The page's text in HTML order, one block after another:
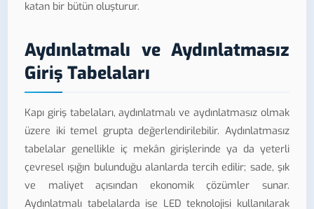
katan bir bütün oluşturur.
Aydınlatmalı ve Aydınlatmasız
Giriş Tabelaları
Kapı giriş tabelaları, aydınlatmalı ve aydınlatmasız olmak
üzere iki temel grupta değerlendirilebilir. Aydınlatmasız
tabelalar genellikle iç mekân girişlerinde ya da yeterli
çevresel ışığın bulunduğu alanlarda tercih edilir; sade, şık
ve maliyet açısından ekonomik çözümler sunar.
Aydınlatmalı tabelalarda ise LED teknolojisi kullanılarak